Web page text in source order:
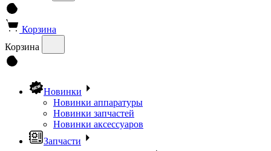
Корзина
Корзина
Новинки
Новинки аппаратуры
Новинки запчастей
Новинки аксессуаров
Запчасти